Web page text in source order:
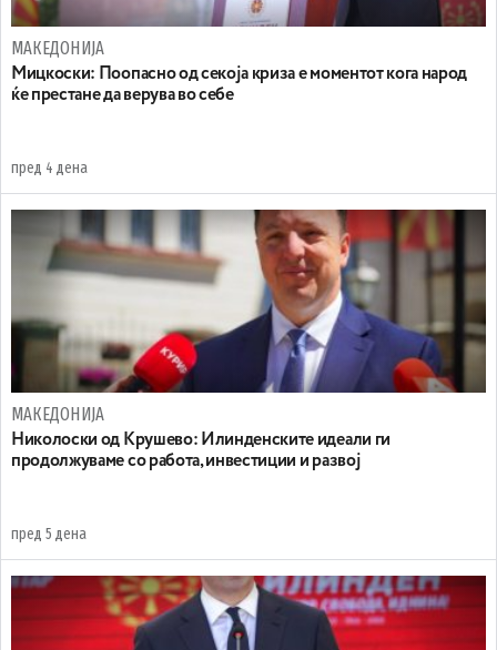
МАКЕДОНИЈА
Мицкоски: Поопасно од секоја криза е моментот кога народ
ќе престане да верува во себе
пред 4 дена
МАКЕДОНИЈА
Николоски од Крушево: Илинденските идеали ги
продолжуваме со работа, инвестиции и развој
пред 5 дена